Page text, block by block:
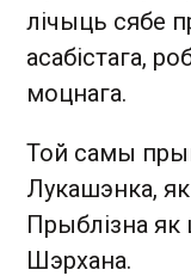
лічыць сябе
асабістага,
моцнага.
Той самы
Лукашэнка,
Прыблізна як
Шэрхана.